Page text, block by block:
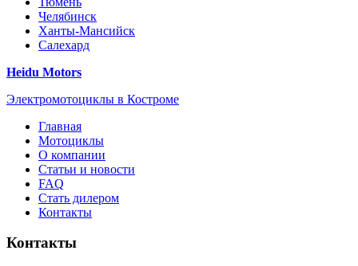
Челябинск
Ханты-Мансийск
Салехард
Heidu Motors
Электромотоциклы в Костроме
Главная
Мотоциклы
О компании
Статьи и новости
FAQ
Стать дилером
Контакты
Контакты